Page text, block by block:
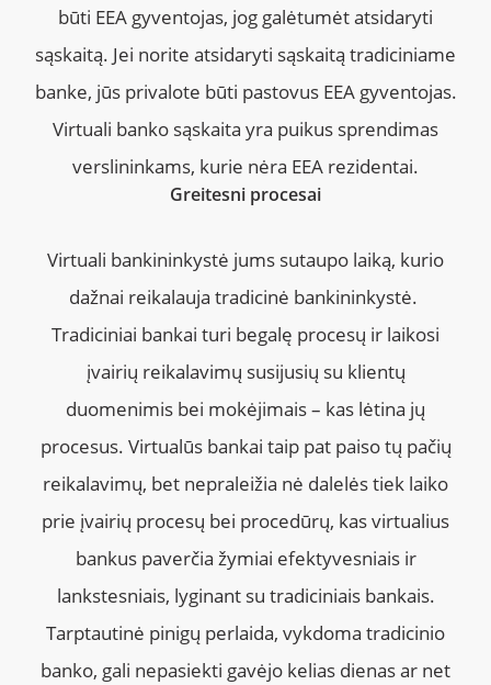
būti EEA gyventojas, jog galėtumėt atsidaryti
sąskaitą. Jei norite atsidaryti sąskaitą tradiciniame
banke, jūs privalote būti pastovus EEA gyventojas.
Virtuali banko sąskaita yra puikus sprendimas
verslininkams, kurie nėra EEA rezidentai.
Greitesni procesai
Virtuali bankininkystė jums sutaupo laiką, kurio
dažnai reikalauja tradicinė bankininkystė.
Tradiciniai bankai turi begalę procesų ir laikosi
įvairių reikalavimų susijusių su klientų
duomenimis bei mokėjimais – kas lėtina jų
procesus. Virtualūs bankai taip pat paiso tų pačių
reikalavimų, bet nepraleižia nė dalelės tiek laiko
prie įvairių procesų bei procedūrų, kas virtualius
bankus paverčia žymiai efektyvesniais ir
lankstesniais, lyginant su tradiciniais bankais.
Tarptautinė pinigų perlaida, vykdoma tradicinio
banko, gali nepasiekti gavėjo kelias dienas ar net